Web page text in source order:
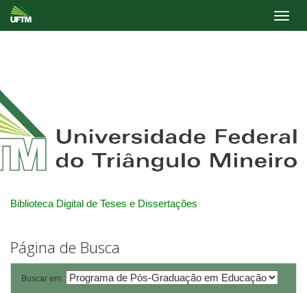
Biblioteca Digital de Teses e Dissertações
Página de Busca
Buscar em: